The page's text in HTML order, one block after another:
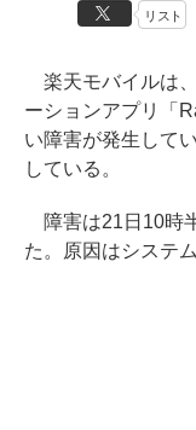
リスト
楽天モバイルは
ーションアプリ「
い障害が発生して
している。
障害は21日10時
た。原因はシステ